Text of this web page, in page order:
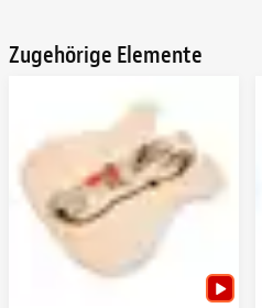
Zugehörige Elemente